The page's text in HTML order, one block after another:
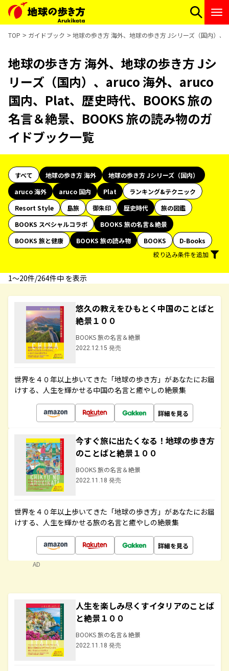
TOP ガイドブック 地球の歩き方 海外、地球の歩き方 Jシリーズ（国内）
地球の歩き方 海外、地球の歩き方 Jシ
リーズ（国内）、aruco 海外、aruco
国内、Plat、歴史時代、BOOKS 旅の
名言＆絶景、BOOKS 旅の読み物のガ
イドブック一覧
すべて 地球の歩き方 海外
地球の歩き方 Jシリーズ（国内）
aruco 海外
aruco 国内 Plat
ランキング&テクニック
Resort Style
島旅 御朱印 歴史時代
旅の図鑑
BOOKS スペシャルコラボ
BOOKS 旅の名言＆絶景
BOOKS 旅と健康
BOOKS 旅の読み物 BOOKS
D-Books
絞り込み条件を追加
1〜20件/264件中 を表示
悠久の教えをひもとく中国のことばと
絶景１００
BOOKS 旅の名言＆絶景
2022.12.15 発売
世界を４０年以上歩いてきた「地球の歩き方」があなたにお届
けする、人生を輝かせる中国の名言と癒やしの絶景集
詳細を見る
今すぐ旅に出たくなる！地球の歩き方
のことばと絶景１００
BOOKS 旅の名言＆絶景
2022.11.18 発売
世界を４０年以上歩いてきた「地球の歩き方」があなたにお届
けする、人生を輝かせる旅の名言と癒やしの絶景集
詳細を見る
AD
人生を楽しみ尽くすイタリアのことば
と絶景１００
BOOKS 旅の名言＆絶景
2022.11.18 発売